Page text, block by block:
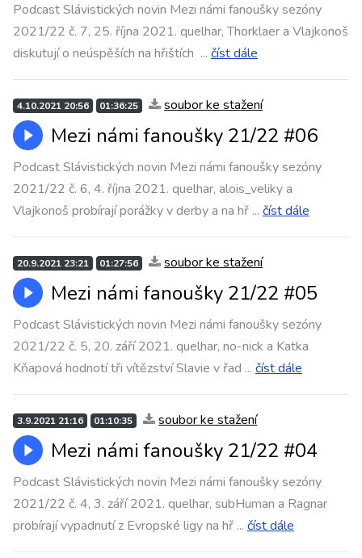
Podcast Slávistických novin Mezi námi fanoušky sezóny
2021/22 č. 7, 25. října 2021. quelhar, Thorklaer a Vlajkonoš
diskutují o neúspěších na hřištích ... číst dále
4.10.2021 20:56 01:36:25 soubor ke stažení
Mezi námi fanoušky 21/22 #06
Podcast Slávistických novin Mezi námi fanoušky sezóny
2021/22 č. 6, 4. října 2021. quelhar, alois_veliky a
Vlajkonoš probírají porážky v derby a na hř ... číst dále
20.9.2021 23:21 01:27:56 soubor ke stažení
Mezi námi fanoušky 21/22 #05
Podcast Slávistických novin Mezi námi fanoušky sezóny
2021/22 č. 5, 20. září 2021. quelhar, no-nick a Katka
Kňapová hodnotí tři vítězství Slavie v řad ... číst dále
3.9.2021 21:16 01:10:35 soubor ke stažení
Mezi námi fanoušky 21/22 #04
Podcast Slávistických novin Mezi námi fanoušky sezóny
2021/22 č. 4, 3. září 2021. quelhar, subHuman a Ragnar
probírají vypadnutí z Evropské ligy na hř ... číst dále